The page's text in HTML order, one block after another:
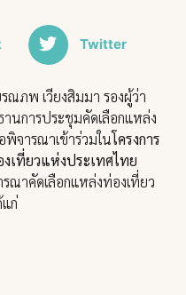
Twitter
ณภพ เวียงสิมมา รองผู้ว่า
นการประชุมคัดเลือกแหล่ง
จารณาเข้าร่วมในโครงการ
งเที่ยวแห่งประเทศไทย
ณาคัดเลือกแหล่งท่องเที่ยว
ก่